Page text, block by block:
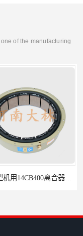
of the manufacturing